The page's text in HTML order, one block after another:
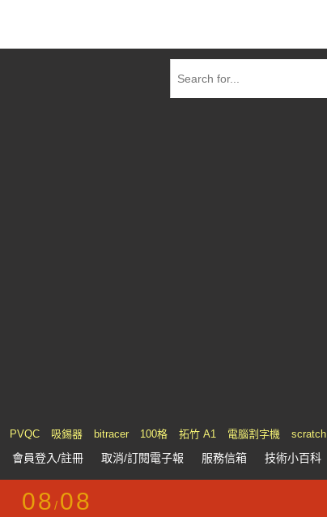
PVQC 吸錫器 bitracer 100格 拓竹 A1 電腦割字機 scratch
會員登入/註冊 取消/訂閱電子報 服務信箱 技術小百科
08 / 08